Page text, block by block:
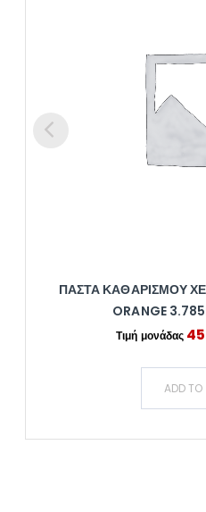
ΠΆΣΤΑ ΚΑΘΑΡΙΣΜΟΎ
ORANGE
ADD